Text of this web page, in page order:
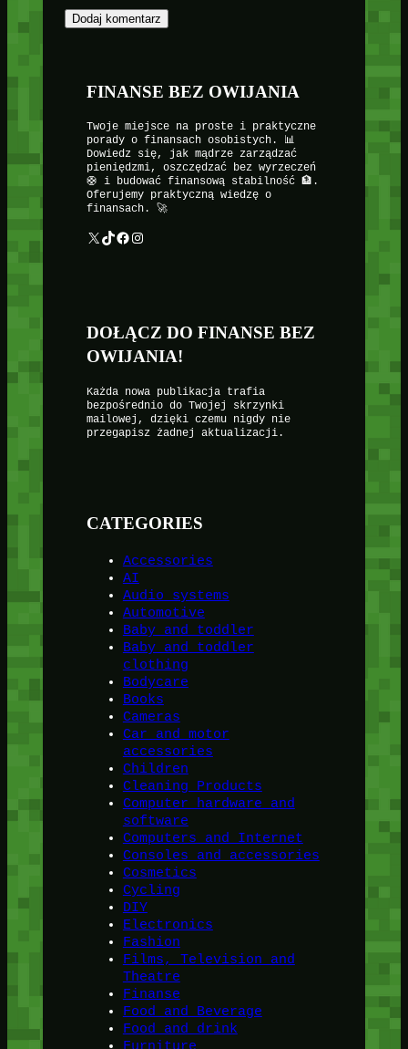
FINANSE BEZ OWIJANIA
Twoje miejsce na proste i praktyczne
porady o finansach osobistych. 📊
Dowiedz się, jak mądrze zarządzać
pieniędzmi, oszczędzać bez wyrzeczeń
🛟 i budować finansową stabilność 🏦.
Oferujemy praktyczną wiedzę o
finansach. 🚀
X TikTok Facebook Instagram
DOŁĄCZ DO FINANSE BEZ
OWIJANIA!
Każda nowa publikacja trafia
bezpośrednio do Twojej skrzynki
mailowej, dzięki czemu nigdy nie
przegapisz żadnej aktualizacji.
CATEGORIES
Accessories
AI
Audio systems
Automotive
Baby and toddler
Baby and toddler
clothing
Bodycare
Books
Cameras
Car and motor
accessories
Children
Cleaning Products
Computer hardware and
software
Computers and Internet
Consoles and accessories
Cosmetics
Cycling
DIY
Electronics
Fashion
Films, Television and
Theatre
Finanse
Food and Beverage
Food and drink
Furniture